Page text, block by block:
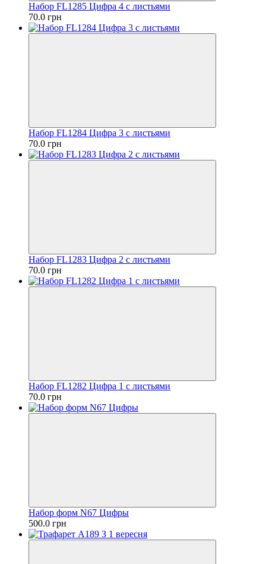
Набор FL1285 Цифра 4 с листьями
70.0 грн
Набор FL1284 Цифра 3 с листьями
70.0 грн
Набор FL1283 Цифра 2 с листьями
70.0 грн
Набор FL1282 Цифра 1 с листьями
70.0 грн
Набор форм N67 Цифры
500.0 грн